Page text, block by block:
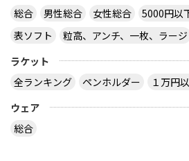
総合
男性総合 女性総合 5000円以
表ソフト
粒高、アンチ、一枚、ラージ
ラケット
全ランキング
ペンホルダー
１万円
ウェア
総合